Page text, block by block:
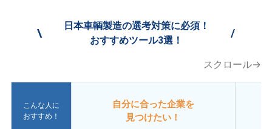
\
日本車輌製造の選考対策に必須！
おすすめツール3選！
/
スクロール→
こんな人に
おすすめ！
自分に合った企業を
見つけたい！